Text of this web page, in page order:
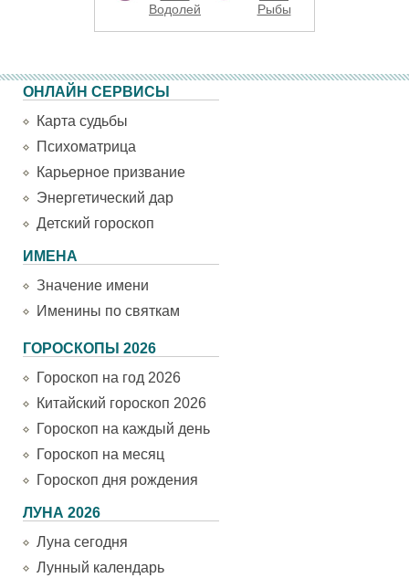
Водолей
Рыбы
ОНЛАЙН СЕРВИСЫ
Карта судьбы
Психоматрица
Карьерное призвание
Энергетический дар
Детский гороскоп
ИМЕНА
Значение имени
Именины по святкам
ГОРОСКОПЫ 2026
Гороскоп на год 2026
Китайский гороскоп 2026
Гороскоп на каждый день
Гороскоп на месяц
Гороскоп дня рождения
ЛУНА 2026
Луна сегодня
Лунный календарь